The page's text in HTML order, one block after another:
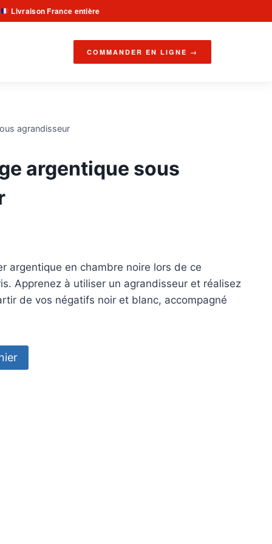
Livraison France entière
COMMANDER EN LIGNE →
agrandisseur
argentique sous
argentique en chambre noire lors de ce
Apprenez à utiliser un agrandisseur et réalisez
de vos négatifs noir et blanc, accompagné